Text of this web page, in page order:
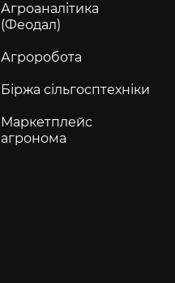
Агроаналітика
(Феодал)
Агроробота
Біржа сільгосптехніки
Маркетплейс
агронома